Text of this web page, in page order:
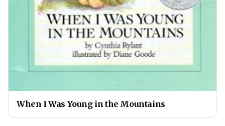
When I Was Young in the Mountains